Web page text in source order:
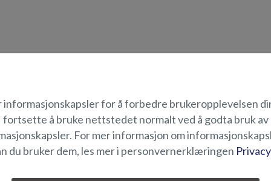
inkluderer som standard en 9” Raymarine Axiom+ -
ikke skjermens 3D/RealVision -funksjoner, så hvis du vil tage disse
informasjonskapsler for å forbedre brukeropplevelsen
fortsette å bruke nettstedet normalt ved å godta bruk av
For mer informasjon om
du bruker dem, les mer i personvernerklæringen